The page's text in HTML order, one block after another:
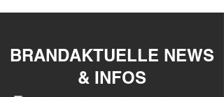
BRANDAKTUELLE NEWS
& INFOS